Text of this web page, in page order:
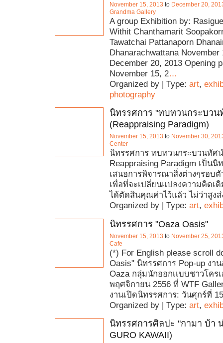
November 15, 2013 to December 20,
Grandma Gallery
A group Exhibition by:
Withit Chanthamarit
Tawatchai Pattanaporn
Dhanarachwattana November
December 20, 2013 Opening
November 15, 2…
Organized by | Type: art,
photography
นิทรรศการ "ทบทวนกระบวน
(Reappraising Paradigm)
November 15, 2013 to November 30,
Center
นิทรรศการ ทบทวนกระบวนทัศ
Reappraising Paradigm เป็นนิ
เสนอการพิจารณาสิ่งต่างๆรอบ
เพื่อที่จะเปลี่ยนแปลงความคิดเ
ได้ตัดสินคุณค่าไว้แล้ว ไม่ว่าสูง
Organized by | Type: art,
นิทรรศการ "Oaza Oasis"
November 15, 2013 to November 25,
Cafe
(*) For English please scroll
Oasis" นิทรรศการ Pop-up งา
Oaza กลุ่มนักออกเเบบชาวโคร
พฤศจิกายน 2556 ที่ WTF
งานเปิดนิทรรศการ: วันศุกร์ที่
Organized by | Type: art,
นิทรรศการศิลปะ "กามา บ้า
GURO KAWAII)